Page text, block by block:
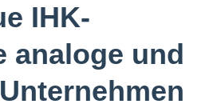
IHK-
analoge und